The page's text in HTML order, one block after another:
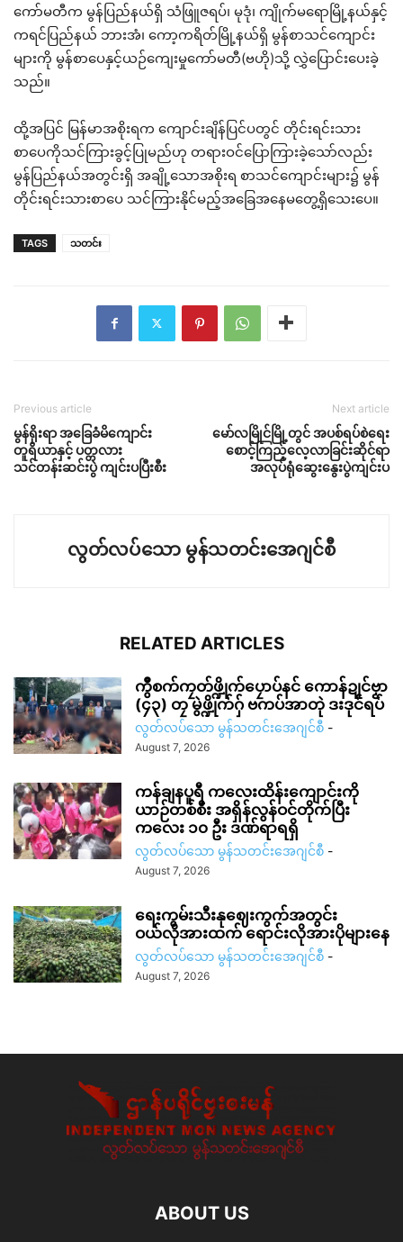
ကော်မတီက မွန်ပြည်နယ်ရှိ သံဖြူဇရပ်၊ မုဒုံ၊ ကျိုက်မရောမြို့နယ်နှင့်
ကရင်ပြည်နယ် ဘားအံ၊ ကော့ကရိတ်မြို့နယ်ရှိ မွန်စာသင်ကျောင်း
များကို မွန်စာပေနှင့်ယဉ်ကျေးမှုကော်မတီ(ဗဟို)သို့ လွှဲပြောင်းပေးခဲ့
သည်။
ထို့အပြင် မြန်မာအစိုးရက ကျောင်းချိန်ပြင်ပတွင် တိုင်းရင်းသား
စာပေကိုသင်ကြားခွင့်ပြုမည်ဟု တရားဝင်ပြောကြားခဲ့သော်လည်း
မွန်ပြည်နယ်အတွင်းရှိ အချို့သောအစိုးရ စာသင်ကျောင်းများ၌ မွန်
တိုင်းရင်းသားစာပေ သင်ကြားနိုင်မည့်အခြေအနေမတွေ့ရှိသေးပေ။
TAGS သတင်း
Previous article
မွန်ရိုးရာ အခြေခံမိကျောင်း
တူရိယာနှင့် ပတ္တလား
သင်တန်းဆင်းပွဲ ကျင်းပပြီးစီး
Next article
မော်လမြိုင်မြို့တွင် အပစ်ရပ်စဲရေး
စောင့်ကြည့်လေ့လာခြင်းဆိုင်ရာ
အလုပ်ရုံဆွေးနွေးပွဲကျင်းပ
လွတ်လပ်သော မွန်သတင်းအေဂျင်စီ
RELATED ARTICLES
ကွဳစက်ကၠတ်ဖ္ဍိုက်ပၠောပ်နင် ကောန်ဍုင်ဗၟာ
(၄၃) တၠ မွဲဖ္ဍိုက်ဂှ် ဗကပ်အာတုဲ ဒးဒုင်ရပ်
လွတ်လပ်သော မွန်သတင်းအေဂျင်စီ -
August 7, 2026
ကန်ချနပူရီ ကလေးထိန်းကျောင်းကို
ယာဉ်တစ်စီး အရှိန်လွန်ဝင်တိုက်ပြီး
ကလေး ၁၀ ဦး ဒဏ်ရာရရှိ
လွတ်လပ်သော မွန်သတင်းအေဂျင်စီ -
August 7, 2026
ရေးကွမ်းသီးနုဈေးကွက်အတွင်း
ဝယ်လိုအားထက် ရောင်းလိုအားပိုများနေ
လွတ်လပ်သော မွန်သတင်းအေဂျင်စီ -
August 7, 2026
ABOUT US